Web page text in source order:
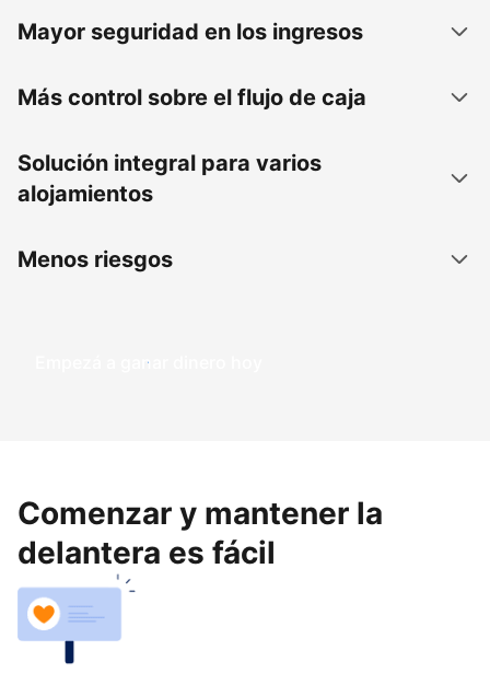
Mayor seguridad en los ingresos
Más control sobre el flujo de caja
Solución integral para varios
alojamientos
Menos riesgos
Empezá a ganar dinero hoy
Comenzar y mantener la
delantera es fácil